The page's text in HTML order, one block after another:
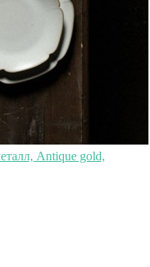
Antique gold,